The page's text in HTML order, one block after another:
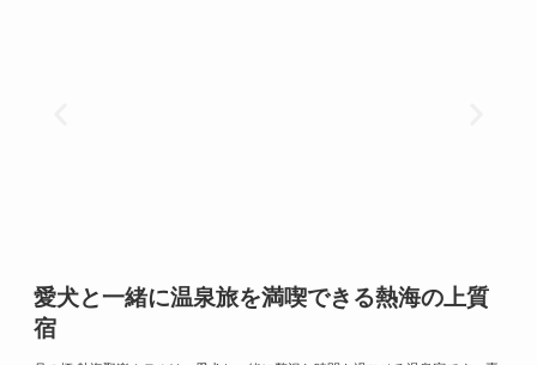
愛犬と一緒に温泉旅を満喫できる熱海の上質
宿